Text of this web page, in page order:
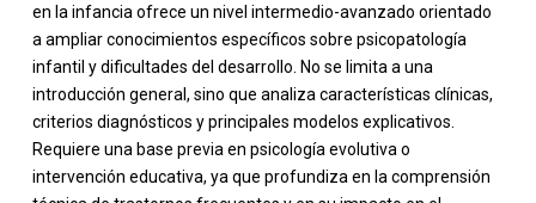
en la infancia ofrece un nivel intermedio-avanzado orientado
a ampliar conocimientos específicos sobre psicopatología
infantil y dificultades del desarrollo. No se limita a una
introducción general, sino que analiza características clínicas,
criterios diagnósticos y principales modelos explicativos.
Requiere una base previa en psicología evolutiva o
intervención educativa, ya que profundiza en la comprensión
-